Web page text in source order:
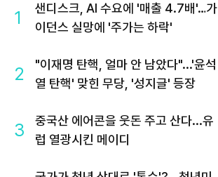
1
샌디스크, AI 수요에 '매출 4.7배'…가
이던스 실망에 '주가는 하락'
2
"이재명 탄핵, 얼마 안 남았다"...'윤석
열 탄핵' 맞힌 무당, '성지글' 등장
3
중국산 에어콘을 웃돈 주고 산다...유
럽 열광시킨 메이디